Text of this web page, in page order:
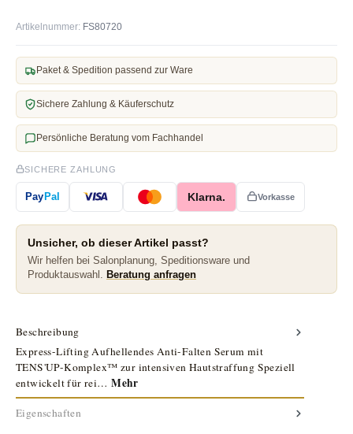
Artikelnummer: FS80720
Paket & Spedition passend zur Ware
Sichere Zahlung & Käuferschutz
Persönliche Beratung vom Fachhandel
SICHERE ZAHLUNG
PayPal Klarna. Vorkasse
Unsicher, ob dieser Artikel passt?
Wir helfen bei Salonplanung, Speditionsware und
Produktauswahl.
Beratung anfragen
Beschreibung
Express-Lifting Aufhellendes Anti-Falten Serum mit
TENS'UP-Komplex™ zur intensiven Hautstraffung Speziell
entwickelt für rei…Mehr
Eigenschaften